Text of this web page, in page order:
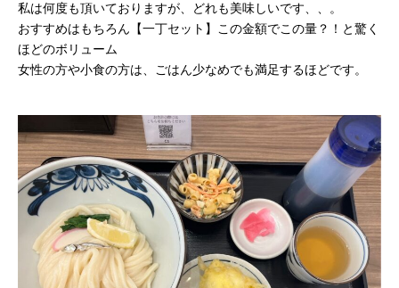
私は何度も頂いておりますが、どれも美味しいです、、。
おすすめはもちろん【一丁セット】この金額でこの量？！と驚く
ほどのボリューム
女性の方や小食の方は、ごはん少なめでも満足するほどです。